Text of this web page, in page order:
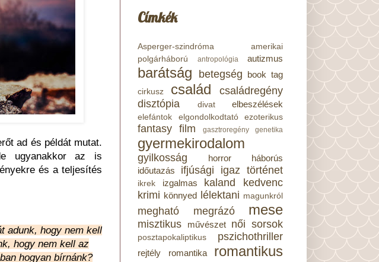
ad és példát mutat.
ugyanakkor az is
és a teljesítés
adunk, hogy nem kell
hogy nem kell az
hogyan bírnánk?
Címkék
Asperger-szindróma
amerikai
polgárháború
antropológia autizmus
barátság betegség book tag
cirkusz család
családregény
disztópia
divat elbeszélések
elefántok elgondolkodtató ezoterikus
fantasy film gasztroregény genetika
gyermekirodalom
gyilkosság horror
háborús
időutazás
ifjúsági igaz történet
ikrek izgalmas kaland
kedvenc
krimi könnyed lélektani magunkról
megható megrázó mese
misztikus művészet női sorsok
posztapokaliptikus pszichothriller
rejtély romantika romantikus